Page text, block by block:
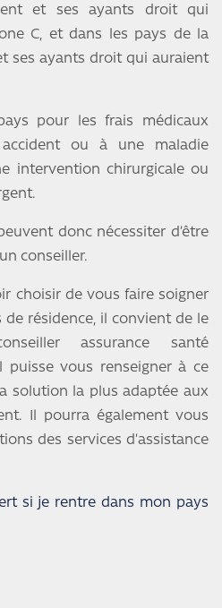
et ses ayants droit qui
C, et dans les pays de la
ses ayants droit qui auraient
pour les frais médicaux
ou à une maladie
intervention chirurgicale ou
donc nécessiter d’être
conseiller.
choisir de vous faire soigner
résidence, il convient de le
assurance santé
puisse vous renseigner à ce
solution la plus adaptée aux
Il pourra également vous
des services d’assistance
si je rentre dans mon pays